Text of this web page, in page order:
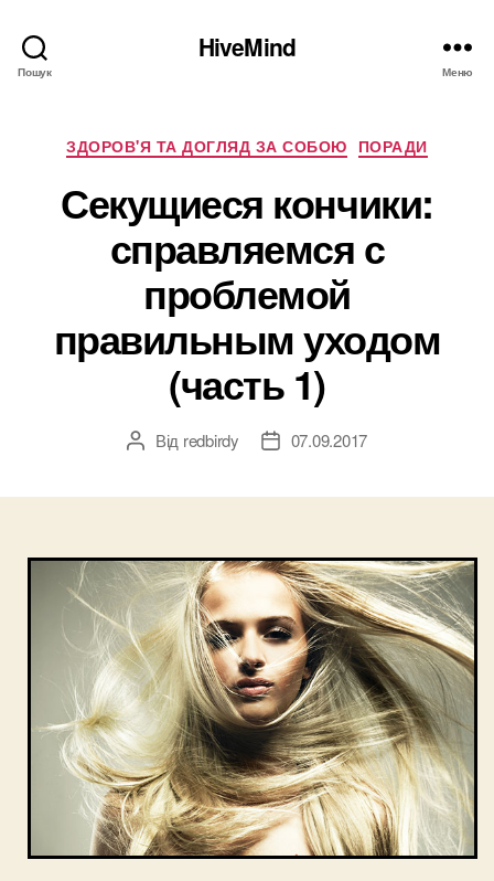
Пошук
HiveMind
Меню
Категорії
ЗДОРОВ'Я ТА ДОГЛЯД ЗА СОБОЮ ПОРАДИ
Секущиеся кончики:
справляемся с
проблемой
правильным уходом
(часть 1)
Автор
Від redbirdy
Дата07.09.2017